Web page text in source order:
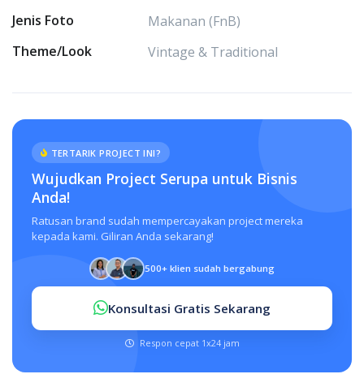
Jenis Foto
Makanan (FnB)
Theme/Look
Vintage & Traditional
TERTARIK PROJECT INI?
Wujudkan Project Serupa untuk Bisnis
Anda!
Ratusan brand sudah mempercayakan project mereka
kepada kami. Giliran Anda sekarang!
500+ klien sudah bergabung
Konsultasi Gratis Sekarang
Respon cepat 1x24 jam